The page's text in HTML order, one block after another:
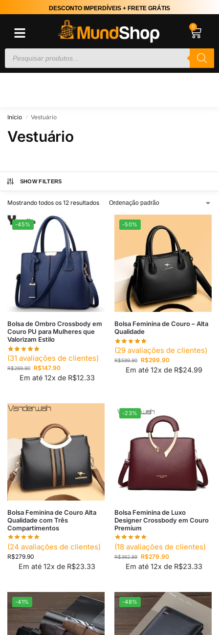
DESCONTO IMPERDÍVEIS + FRETE GRÁTIS
0
Início / Vestuário
Vestuário
SHOW FILTERS
Mostrando todos os 12 resultados
-45%
Bolsa de Ombro Crossbody em
Couro PU para Mulheres que
Valorizam Estilo
(31 avaliações de clientes)
R$269.90 R$147.90
Em até 12x de R$12.33
-50%
Bolsa Feminina de Couro – Alta
Qualidade
(29 avaliações de clientes)
R$599.90 R$299.90
Em até 12x de R$24.99
Bolsa Feminina de Couro Alta
Qualidade com Três
Compartimentos
(24 avaliações de clientes)
R$279.90
Em até 12x de R$23.33
-23%
Bolsa Feminina de Luxo
Designer Crossbody em Couro
Premium
(18 avaliações de clientes)
R$362.89 R$279.90
Em até 12x de R$23.33
-41% -48%